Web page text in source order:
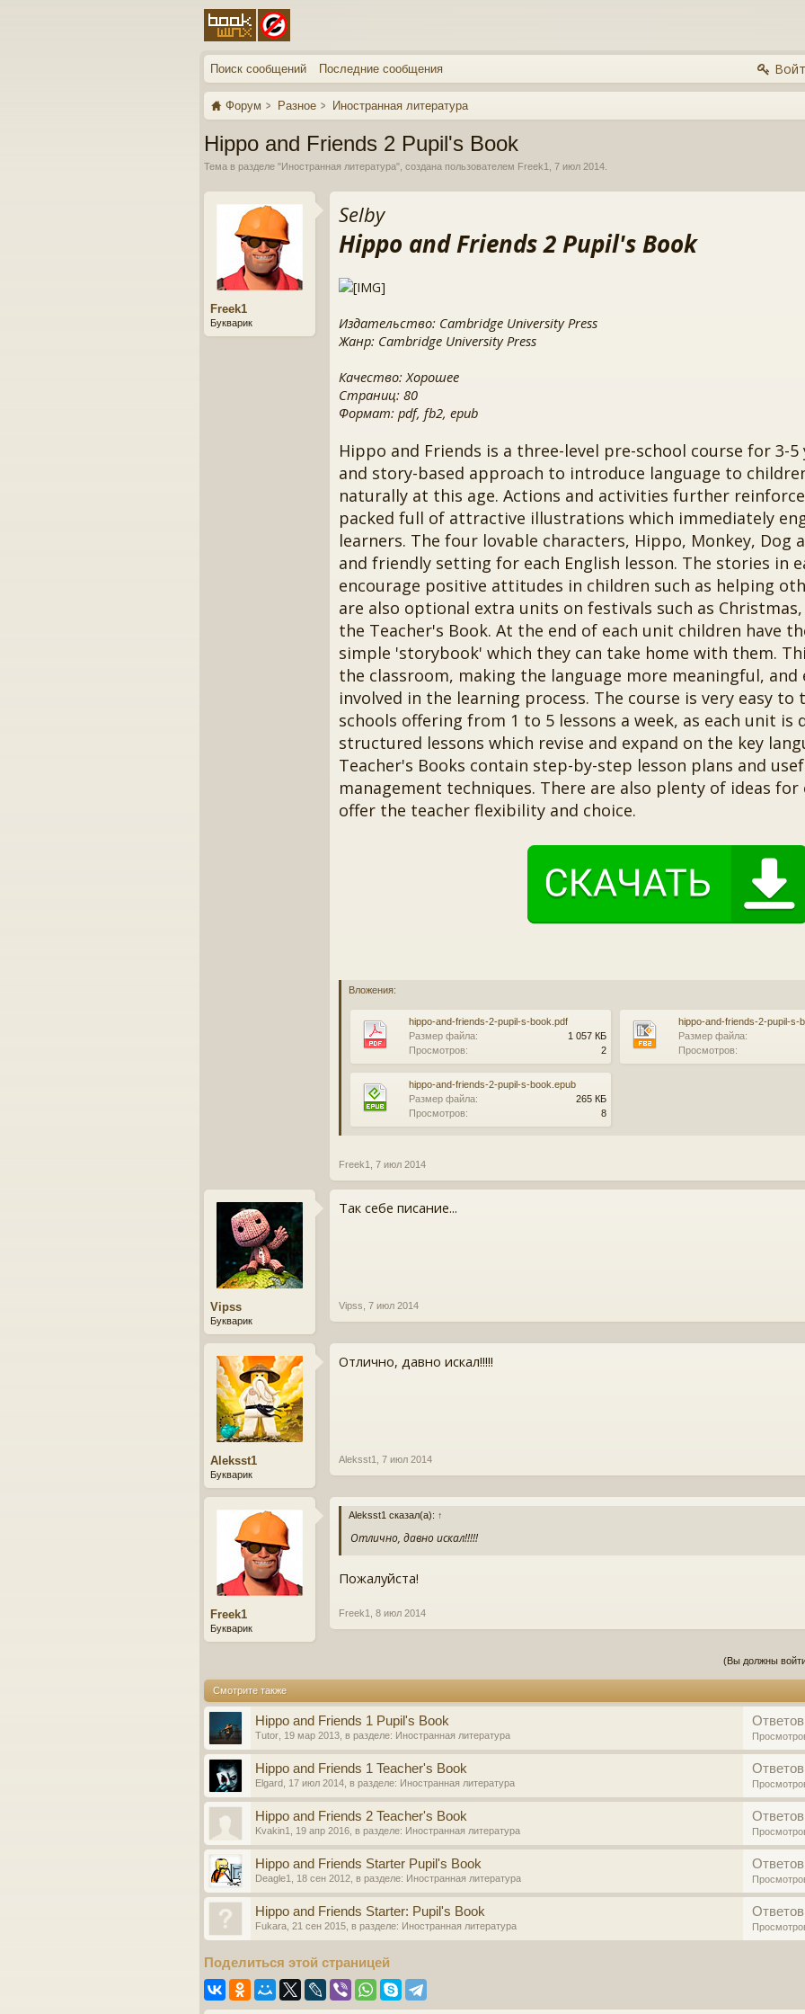
Поиск сообщений Последние сообщения
Форум Разное Иностранная литература
Hippo and Friends 2 Pupil's Book
Тема в разделе "Иностранная литература", создана пользователем Freek1 7 июл 2014
Freek1
Букварик
Selby
Hippo and Friends 2 Pupil's Book
Издательство: Cambridge University Press
Жанр: Cambridge University Press
Качество: Хорошее
Страниц: 80
Формат: pdf, fb2, epub
Hippo and Friends is a three-level pre-school course for 3-5
and story-based approach to introduce language to
naturally at this age. Actions and activities further
packed full of attractive illustrations which immediately
learners. The four lovable characters, Hippo, Monkey, Dog
and friendly setting for each English lesson. The stories in
encourage positive attitudes in children such as helping
are also optional extra units on festivals such as
the Teacher's Book. At the end of each unit children have
simple 'storybook' which they can take home with them.
the classroom, making the language more meaningful,
involved in the learning process. The course is very easy
schools offering from 1 to 5 lessons a week, as each unit is
structured lessons which revise and expand on the key
Teacher's Books contain step-by-step lesson plans and
management techniques. There are also plenty of ideas
offer the teacher flexibility and choice.
Вложения:
hippo-and-friends-2-pupil-s-book.pdf
Размер файла:
1 057 КБ
Просмотров:
2
hippo-and-friends-2-pupil-s-
Размер файла:
Просмотров:
hippo-and-friends-2-pupil-s-book.epub
Размер файла:
265 КБ
Просмотров:
8
Freek1 7 июл 2014
Vipss
Букварик
Так себе писание...
Vipss 7 июл 2014
Aleksst1
Букварик
Отлично, давно искал!!!!!
Aleksst1 7 июл 2014
Freek1
Букварик
Aleksst1 сказал(а): ↑
Отлично, давно искал!!!!!
Пожалуйста!
Freek1 8 июл 2014
(Вы должны войти
Смотрите также
Hippo and Friends 1 Pupil's Book
Tutor 19 мар 2013 , в разделе: Иностранная литература
Hippo and Friends 1 Teacher's Book
Elgard 17 июл 2014 , в разделе: Иностранная литература
Hippo and Friends 2 Teacher's Book
Kvakin1 19 апр 2016 , в разделе: Иностранная литература
Hippo and Friends Starter Pupil's Book
Deagle1 18 сен 2012 , в разделе: Иностранная литература
Hippo and Friends Starter: Pupil's Book
Fukara 21 сен 2015 , в разделе: Иностранная литература
Поделиться этой страницей